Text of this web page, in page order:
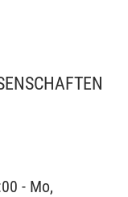
- Mo,